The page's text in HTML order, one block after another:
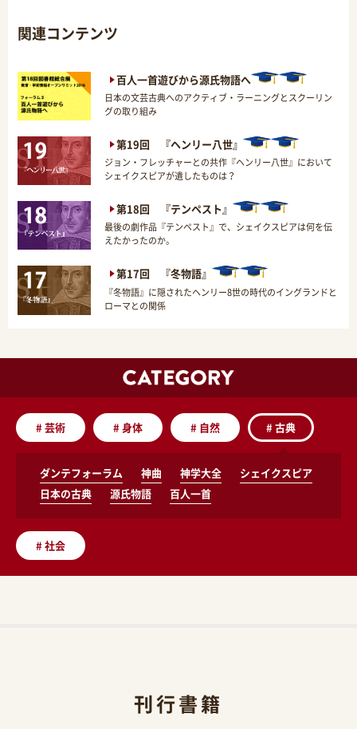
関連コンテンツ
百人一首遊びから源氏物語へ
日本の文芸古典へのアクティブ・ラーニングとスクーリン
グの取り組み
第19回 『ヘンリー八世』
ジョン・フレッチャーとの共作『ヘンリー八世』において
シェイクスピアが遺したものは？
第18回 『テンペスト』
最後の劇作品『テンペスト』で、シェイクスピアは何を伝
えたかったのか。
第17回 『冬物語』
『冬物語』に隠されたヘンリー8世の時代のイングランドと
ローマとの関係
#芸術 #身体 # 自然 #古典
ダンテフォーラム 神曲 神学大全
シェイクスピア
日本の古典
源氏物語 百人一首
#社会
刊行書籍